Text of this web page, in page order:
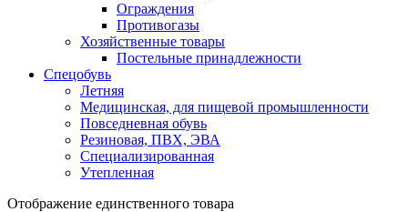
Ограждения
Противогазы
Хозяйственные товары
Постельные принадлежности
Спецобувь
Летняя
Медицинская, для пищевой промышленности
Повседневная обувь
Резиновая, ПВХ, ЭВА
Специализированная
Утепленная
Отображение единственного товара